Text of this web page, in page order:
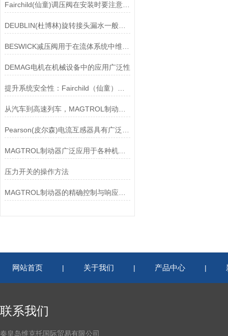
Fairchild(仙童)调压阀在安装时要注意有哪些需要注意的地方？
DEUBLIN(杜博林)旋转接头漏水一般应从以下几个方面来找原因
DEMAG电机在机械设备中的应用广泛性
MAGTROL制动器广泛应用于各种机械设备和交通工具中
压力开关的操作方法
网站首页 | 关于我们 | 产品中心 |
联系我们
秦皇岛维克托国际贸易有限公司